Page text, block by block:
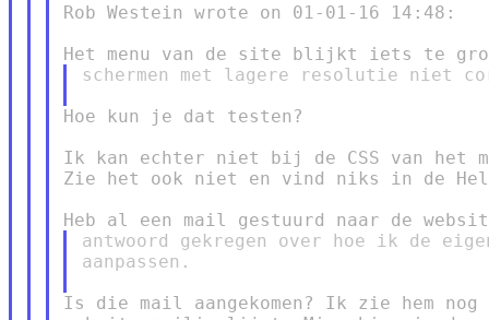
Rob Westein wrote on 01-01-16 14:48:
schermen met lagere resolutie niet
Hoe kun je dat testen?
Ik kan echter niet bij de CSS van het
Zie het ook niet en vind niks in de
antwoord gekregen over hoe ik de
aanpassen.
Is die mail aangekomen? Ik zie hem